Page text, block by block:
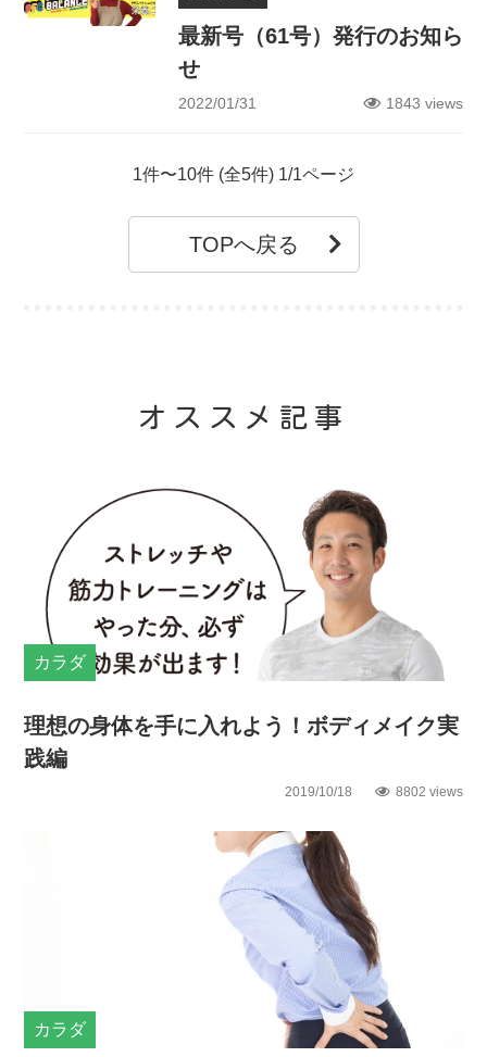
最新号（61号）発行のお知ら
せ
2022/01/31 1843 views
1件〜10件 (全5件) 1/1ページ
TOPへ戻る
オススメ記事
カラダ
理想の身体を手に入れよう！ボディメイク実
践編
2019/10/18 8802 views
カラダ